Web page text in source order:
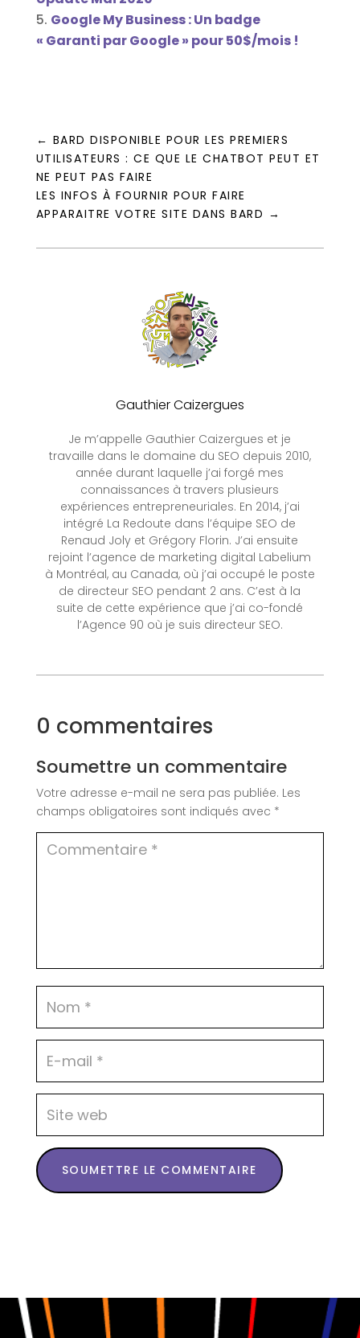
Google My Business : Un badge
« Garanti par Google » pour 50$/mois !
← BARD DISPONIBLE POUR LES PREMIERS
UTILISATEURS : CE QUE LE CHATBOT PEUT ET
NE PEUT PAS FAIRE
LES INFOS À FOURNIR POUR FAIRE
APPARAITRE VOTRE SITE DANS BARD →
Gauthier Caizergues
Je m’appelle Gauthier Caizergues et je
travaille dans le domaine du SEO depuis 2010,
année durant laquelle j’ai forgé mes
connaissances à travers plusieurs
expériences entrepreneuriales. En 2014, j’ai
intégré La Redoute dans l’équipe SEO de
Renaud Joly et Grégory Florin. J’ai ensuite
rejoint l’agence de marketing digital Labelium
à Montréal, au Canada, où j’ai occupé le poste
de directeur SEO pendant 2 ans. C’est à la
suite de cette expérience que j’ai co-fondé
l’Agence 90 où je suis directeur SEO.
0 commentaires
Soumettre un commentaire
Votre adresse e-mail ne sera pas publiée. Les
champs obligatoires sont indiqués avec *
SOUMETTRE LE COMMENTAIRE